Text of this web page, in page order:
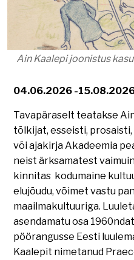
Ain Kaalepi joonistus
04.06.2026
Tavapäraselt teatakse
tõlkijat, esseisti,
või ajakirja Akadeemia
neist ärksamatest
kinnitas kodumaine
elujõudu, võimet vastu
maailmakultuuriga.
asendamatu osa
pöörangusse Eesti
Kaalepit nimetanud